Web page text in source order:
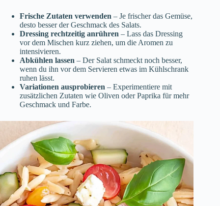
Frische Zutaten verwenden – Je frischer das Gemüse,
desto besser der Geschmack des Salats.
Dressing rechtzeitig anrühren – Lass das Dressing
vor dem Mischen kurz ziehen, um die Aromen zu
intensivieren.
Abkühlen lassen – Der Salat schmeckt noch besser,
wenn du ihn vor dem Servieren etwas im Kühlschrank
ruhen lässt.
Variationen ausprobieren – Experimentiere mit
zusätzlichen Zutaten wie Oliven oder Paprika für mehr
Geschmack und Farbe.